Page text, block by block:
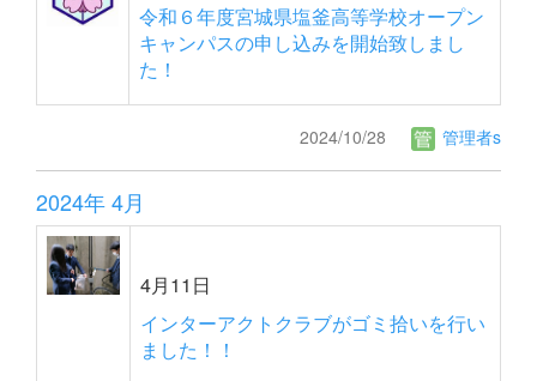
令和６年度宮城県塩釜高等学校オープン
キャンパスの申し込みを開始致しまし
た！
2024/10/28 管理者s
2024年 4月
4月11日
インターアクトクラブがゴミ拾いを行い
ました！！